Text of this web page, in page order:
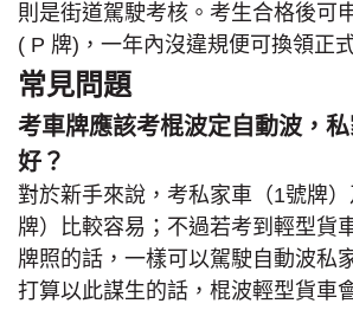
則是街道駕駛考核。考生合格後可
( P 牌)，一年內沒違規便可換領正
常見問題
考車牌應該考棍波定自動波，
好？
對於新手來說，考私家車（1號牌
牌）比較容易；不過若考到輕型貨
牌照的話，一樣可以駕駛自動波私
打算以此謀生的話，棍波輕型貨車